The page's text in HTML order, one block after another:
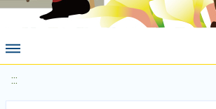
:::